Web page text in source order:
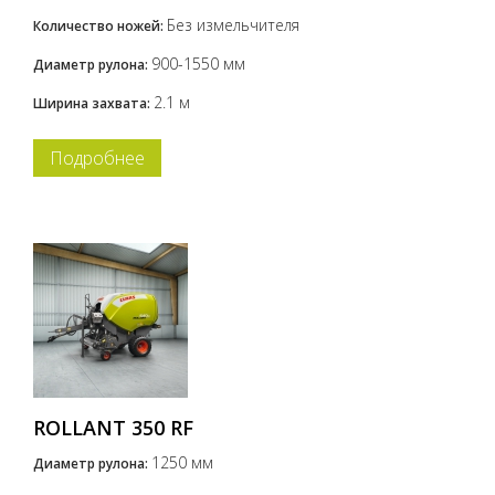
Количество ножей: Без измельчителя
Диаметр рулона: 900-1550 мм
Ширина захвата: 2.1 м
Подробнее
ROLLANT 350 RF
Диаметр рулона: 1250 мм